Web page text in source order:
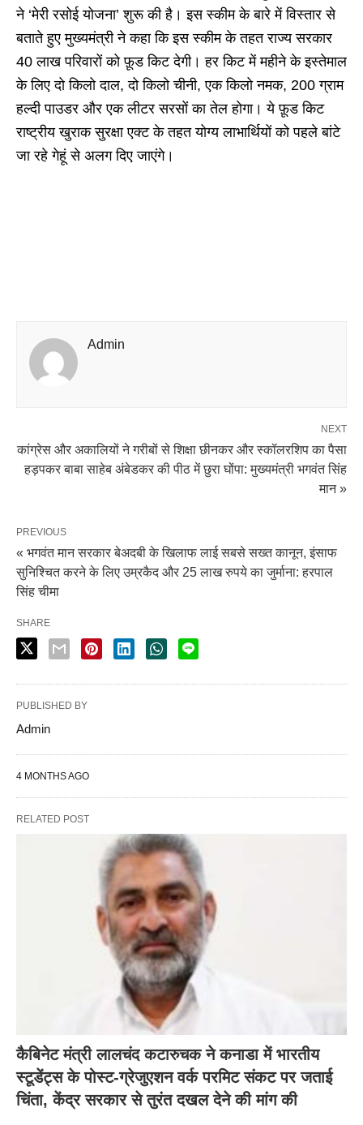
ने ‘मेरी रसोई योजना’ शुरू की है। इस स्कीम के बारे में विस्तार से
बताते हुए मुख्यमंत्री ने कहा कि इस स्कीम के तहत राज्य सरकार
40 लाख परिवारों को फ़ूड किट देगी। हर किट में महीने के इस्तेमाल
के लिए दो किलो दाल, दो किलो चीनी, एक किलो नमक, 200 ग्राम
हल्दी पाउडर और एक लीटर सरसों का तेल होगा। ये फ़ूड किट
राष्ट्रीय खुराक सुरक्षा एक्ट के तहत योग्य लाभार्थियों को पहले बांटे
जा रहे गेहूं से अलग दिए जाएंगे।
Admin
NEXT
कांग्रेस और अकालियों ने गरीबों से शिक्षा छीनकर और स्कॉलरशिप का पैसा
हड़पकर बाबा साहेब अंबेडकर की पीठ में छुरा घोंपा: मुख्यमंत्री भगवंत सिंह
मान »
PREVIOUS
« भगवंत मान सरकार बेअदबी के खिलाफ लाई सबसे सख्त कानून, इंसाफ
सुनिश्चित करने के लिए उम्रकैद और 25 लाख रुपये का जुर्माना: हरपाल
सिंह चीमा
SHARE
PUBLISHED BY
Admin
4 MONTHS AGO
RELATED POST
कैबिनेट मंत्री लालचंद कटारुचक ने कनाडा में भारतीय
स्टूडेंट्स के पोस्ट-ग्रेजुएशन वर्क परमिट संकट पर जताई
चिंता, केंद्र सरकार से तुरंत दखल देने की मांग की